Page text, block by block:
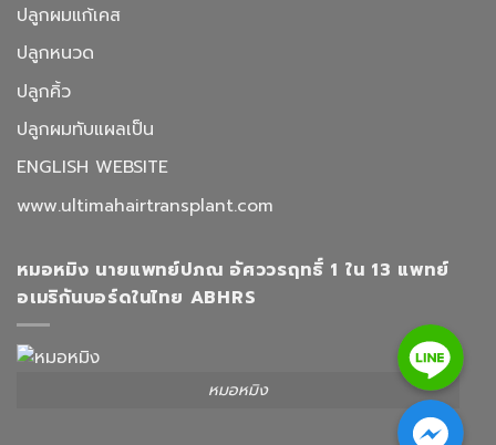
ปลูกผมแก้เคส
ปลูกหนวด
ปลูกคิ้ว
ปลูกผมทับแผลเป็น
ENGLISH WEBSITE
www.ultimahairtransplant.com
หมอหมิง นายแพทย์ปภณ อัศววรฤทธิ์ 1 ใน 13 แพทย์
อเมริกันบอร์ดในไทย ABHRS
หมอหมิง
Line
Facebook Messenger